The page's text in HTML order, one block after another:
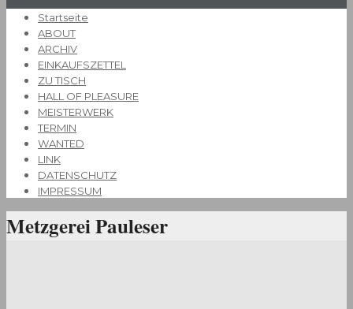
Menu
Startseite
ABOUT
ARCHIV
EINKAUFSZETTEL
ZU TISCH
HALL OF PLEASURE
MEISTERWERK
TERMIN
WANTED
LINK
DATENSCHUTZ
IMPRESSUM
Metzgerei Pauleser